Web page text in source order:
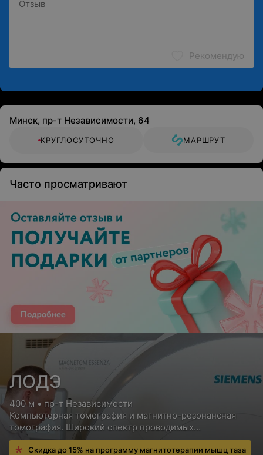
Рекомендую
Минск, пр-т Независимости, 64
КРУГЛОСУТОЧНО МАРШРУТ
Часто просматривают
ЛОДЭ
400 м • пр-т Независимости
Компьютерная томография и магнитно-резонансная
томография. Широкий спектр проводимых
исследований. Аппараты нового поколения
Скидка до 15% на программу магнитотерапии мышц таза